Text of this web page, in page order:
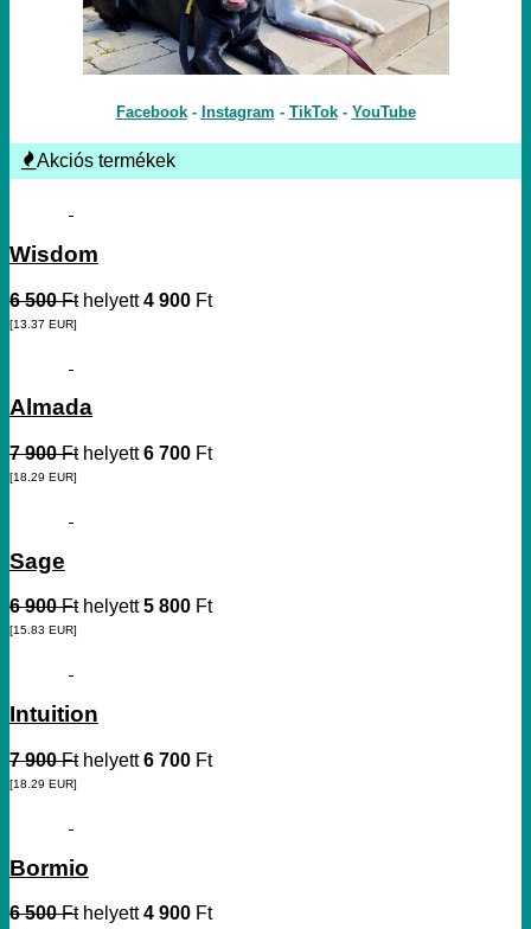
Facebook- Instagram - TikTok- YouTube
Akciós termékek
Wisdom
6 500 Fthelyett4 900 Ft
[13.37 EUR]
Almada
7 900 Fthelyett6 700 Ft
[18.29 EUR]
Sage
6 900 Fthelyett5 800 Ft
[15.83 EUR]
Intuition
7 900 Fthelyett6 700 Ft
[18.29 EUR]
Bormio
6 500 Fthelyett4 900 Ft